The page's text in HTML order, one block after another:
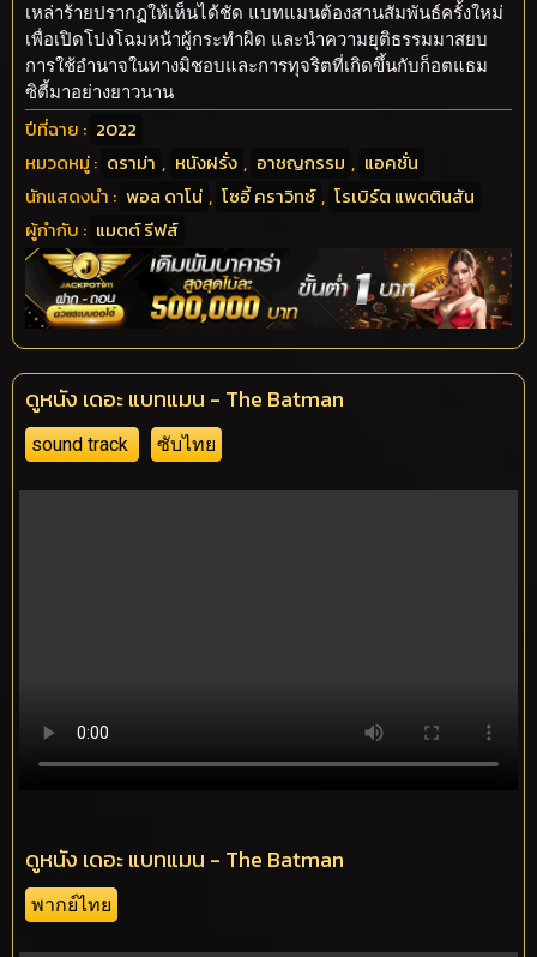
เหล่าร้ายปรากฏให้เห็นได้ชัด แบทแมนต้องสานสัมพันธ์ครั้งใหม่
เพื่อเปิดโปงโฉมหน้าผู้กระทำผิด และนำความยุติธรรมมาสยบ
การใช้อำนาจในทางมิชอบและการทุจริตที่เกิดขึ้นกับก็อตแธม
ซิตี้มาอย่างยาวนาน
ปีที่ฉาย : 2022
หมวดหมู่ : ดราม่า , หนังฝรั่ง , อาชญกรรม , แอคชั่น
นักแสดงนำ : พอล ดาโน่ , โซอี้ คราวิทซ์ , โรเบิร์ต แพตตินสัน
ผู้กำกับ : แมตต์ รีฟส์
ดูหนัง เดอะ แบทแมน - The Batman
sound track ซับไทย
ดูหนัง เดอะ แบทแมน - The Batman
พากย์ไทย